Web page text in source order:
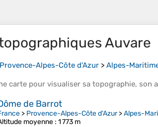
Auvare
Provence-Alpes-Côte d'Azur > Alpes-
carte pour visualiser sa topographie, son
de Barrot
> Provence-Alpes-Côte d'Azur>Alpes-
moyenne : 1 773 m